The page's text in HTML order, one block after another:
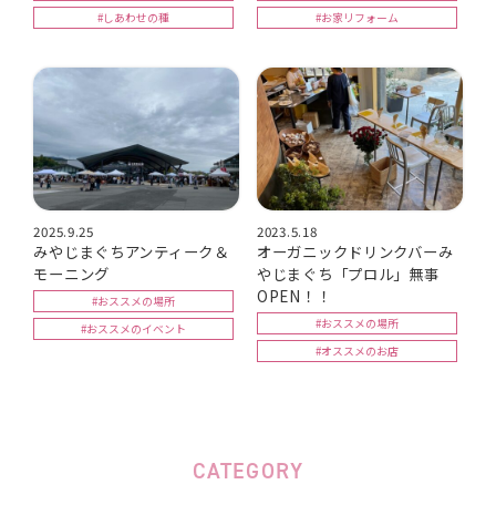
#しあわせの種
#お家リフォーム
2025.9.25
みやじまぐちアンティーク＆
モーニング
#おススメの場所
#おススメのイベント
2023.5.18
オーガニックドリンクバーみ
やじまぐち「プロル」無事
OPEN！！
#おススメの場所
#オススメのお店
CATEGORY